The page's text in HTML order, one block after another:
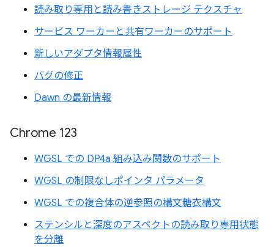
読み取り専用と読み書きストレージ テクスチャ
サービス ワーカーと共有ワーカーのサポート
新しいアダプタ情報属性
バグの修正
Dawn の最新情報
Chrome 123
WGSL での DP4a 組み込み関数のサポート
WGSL の制限なしポインタ パラメータ
WGSL での複合体の逆参照の構文糖衣構文
ステンシルと深度のアスペクトの読み取り専用状態
を分離